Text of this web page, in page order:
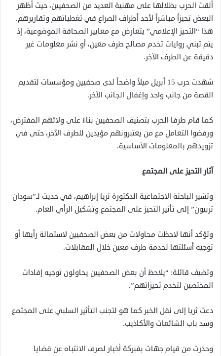
ألقت الحرب بظلالها على مهنية العديد من الصحفيين، حيث أظهر
البعض تحيزاً مباشراً لأحد أطراف الصراع في تغطياتهم وتقاريرهم.
هذا “التحيز الإعلامي” يتعارض مع معايير الصحافة الموضوعية، إذ
يتم تبني روايات تخدم مصالح طرف معين، أو نشر معلومات غير
دقيقة عن الطرف الآخر.
شهدت حرب 15 أبريل ميلاً واضحاً لدى صحفيين ومؤسسات لتقديم
القصة من جانب واحد وإغفال الجانب الآخر.
كما قام طرفا الحرب بتصنيف الصحفيين بناءً على ولائهم المفترض،
ورفضوا التعامل مع من يعتبرونهم مؤيدين للطرف الآخر، حتى في
تزويدهم بالمعلومات الأساسية.
آثار التحيز على المجتمع
وتشير الباحثة الاجتماعية الدكتورة ثريا إبراهيم، في حديث لـ”سودان
تربيون” إلى تأثير التحيز على المجتمع وتشكيل الرأي العام.
وتؤكد أنها لاحظت محاولات من بعض الصحفيين لاستمالة رأيها أو
توجيه أسئلتها لخدمة طرف معين خلال المقابلات.
وتضيف قائلة: “يلاحظ أن بعض الصحفيين يحاولون توجيه إفادات
المختصين لتخدم تحيزاتهم”.
دعت ثريا إلى نقل الخبر كما هو لتجنب التأثير السلبي على المجتمع
وسد باب الشائعات والأكاذيب.
وحذرت من قيام جهات بفبركة أخبار لصرف الانتباه عن قضايا